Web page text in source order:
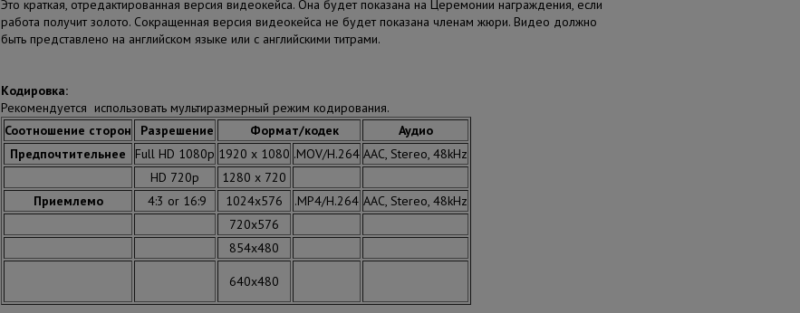
Это краткая, отредактированная версия видеокейса. Она будет показана на Церемонии награждения, если
работа получит золото. Сокращенная версия видеокейса не будет показана членам жюри. Видео должно
быть представлено на английском языке или с английскими титрами.
Кодировка:
Рекомендуется использовать мультиразмерный режим кодирования.
Соотношение сторон
Разрешение Формат/кодек
Аудио
Предпочтительнее
Full HD 1080p 1920 x 1080 .MOV/H.264 AAC, Stereo, 48kHz
HD 720p
1280 x 720
Приемлемо
4:3 or 16:9 1024x576 .MP4/H.264 AAC, Stereo, 48kHz
720x576
854x480
640x480